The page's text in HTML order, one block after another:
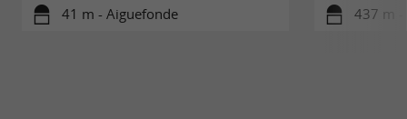
41 m - Aiguefonde 437 m -